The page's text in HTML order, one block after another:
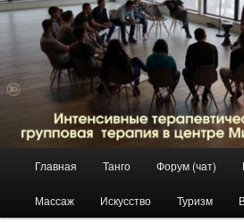
Перейти
к
Перейти
к
Главная Танго Форум (чат)
Массаж Искусство Туризм